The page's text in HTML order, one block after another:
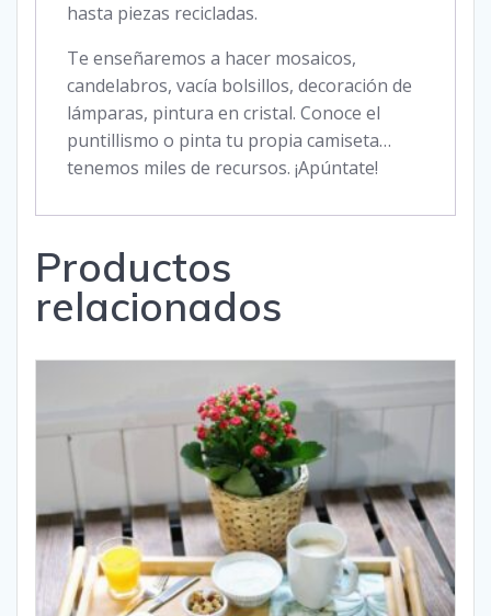
hasta piezas recicladas.
Te enseñaremos a hacer mosaicos,
candelabros, vacía bolsillos, decoración de
lámparas, pintura en cristal. Conoce el
puntillismo o pinta tu propia camiseta…
tenemos miles de recursos. ¡Apúntate!
Productos
relacionados